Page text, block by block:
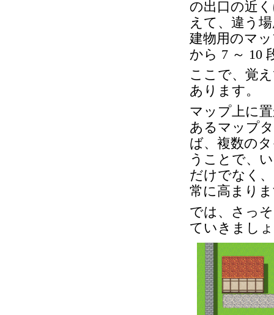
の出口の近
えて、違う
建物用のマ
から 7 ～ 10
ここで、覚
あります。
マップ上に
あるマップ
ば、複数の
うことで、
だけでなく
常に高まり
では、さっ
ていきまし